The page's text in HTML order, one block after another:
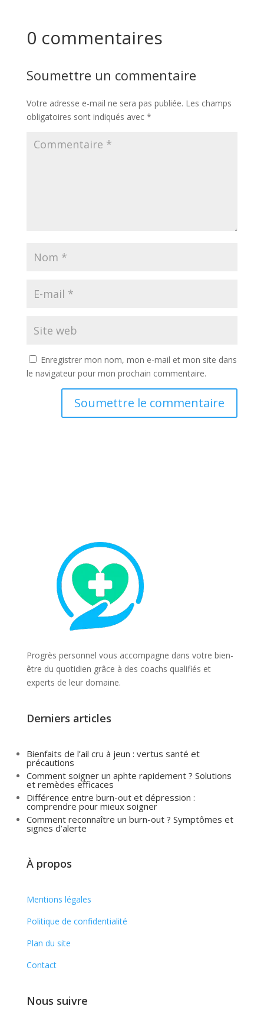
0 commentaires
Soumettre un commentaire
Votre adresse e-mail ne sera pas publiée. Les champs
obligatoires sont indiqués avec *
Enregistrer mon nom, mon e-mail et mon site dans
le navigateur pour mon prochain commentaire.
Soumettre le commentaire
Progrès personnel vous accompagne dans votre bien-
être du quotidien grâce à des coachs qualifiés et
experts de leur domaine.
Derniers articles
Bienfaits de l’ail cru à jeun : vertus santé et
précautions
Comment soigner un aphte rapidement ? Solutions
et remèdes efficaces
Différence entre burn-out et dépression :
comprendre pour mieux soigner
Comment reconnaître un burn-out ? Symptômes et
signes d’alerte
À propos
Mentions légales
Politique de confidentialité
Plan du site
Contact
Nous suivre